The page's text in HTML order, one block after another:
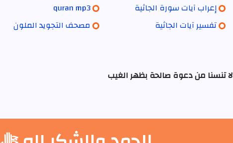
إعراب آيات سورة الجاثية
تفسير آيات الجاثية
quran mp3
مصحف التجويد الملون
لا تنسنا من دعوة صالحة بظهر الغيب